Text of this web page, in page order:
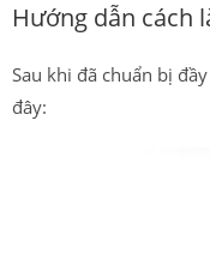
Hướng dẫn cách
Sau khi đã chuẩn bị
đây: